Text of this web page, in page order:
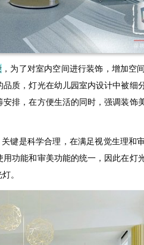
，为了对室内空间进行装饰，增加空
质，灯光在幼儿园室内设计中被细
排，在方便生活的同时，强调装饰
关键是科学合理，在满足视觉生理和
功能和审美功能的统一，因此在灯
。